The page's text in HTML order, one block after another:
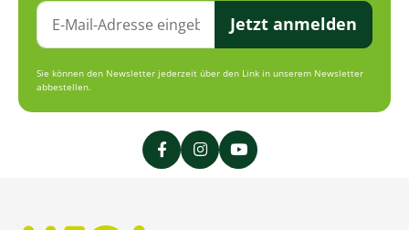
Jetzt anmelden
Sie können den Newsletter jederzeit über den Link in unserem Newsletter
abbestellen.